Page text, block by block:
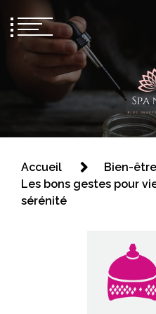
Accueil
Bien-être
Les bons gestes pour
sérénité